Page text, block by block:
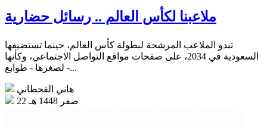
ملاعبنا لكأس العالم .. رسائل حضارية
تبدو الملاعب المرشحة لبطولة كأس العالم، حينما تستضيفها
السعودية في 2034، على صفحات مواقع التواصل الاجتماعي، وكأنها
- لصغرها - طوابع...
هاني القحطاني
22 صفر 1448 هـ